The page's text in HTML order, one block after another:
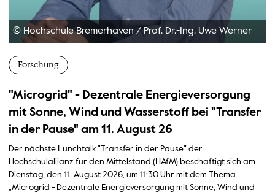
© Hochschule Bremerhaven /Prof. Dr.-Ing. Uwe Werner
Forschung
"Microgrid" - Dezentrale Energieversorgung
mit Sonne, Wind und Wasserstoff bei "Transfer
in der Pause" am 11. August 26
Der nächste Lunchtalk "Transfer in der Pause" der
Hochschulallianz für den Mittelstand (HAfM) beschäftigt sich am
Dienstag, den 11. August 2026, um 11:30 Uhr mit dem Thema
„Microgrid - Dezentrale Energieversorgung mit Sonne, Wind und